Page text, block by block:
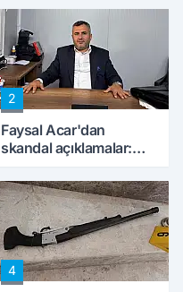
2
Faysal Acar'dan
skandal açıklamalar:
peynircilerimizi de
kıskaca aldı, müdahale
ettik'
4